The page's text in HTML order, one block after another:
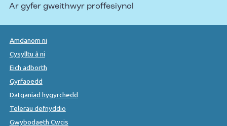
Ar gyfer gweithwyr proffesiynol
Amdanom ni
Cysylltu â ni
Eich adborth
Gyrfaoedd
Datganiad hygyrchedd
Telerau defnyddio
Gwybodaeth Cwcis